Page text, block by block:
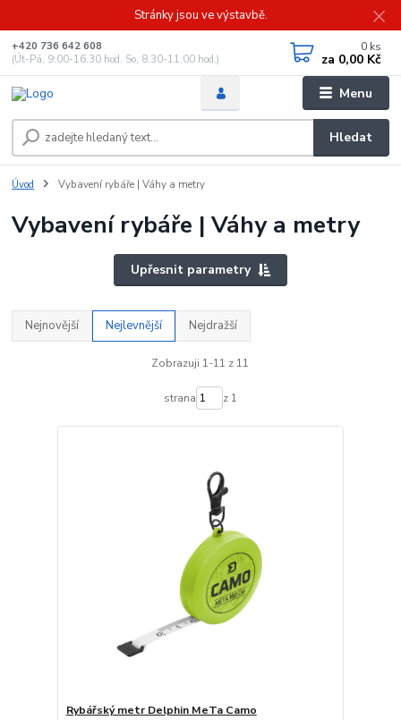
Stránky jsou ve výstavbě.
Menu
Hledat
+420 736 642 608
(Út-Pá, 9:00-16.30 hod. So, 8.30-11:00 hod.)
0 ks
za 0,00 Kč
Úvod Vybavení rybáře | Váhy a metry
Vybavení rybáře | Váhy a metry
Upřesnit parametry
Nejnovější Nejlevnější Nejdražší
Zobrazuji 1-11 z 11
strana z 1
Rybářský metr Delphin MeTa Camo